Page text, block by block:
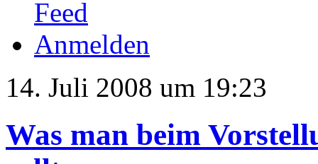
Anmelden
14. Juli 2008 um 19:23
Was man beim